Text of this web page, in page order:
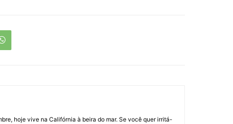
hoje vive na Califórnia à beira do mar. Se você quer irritá-